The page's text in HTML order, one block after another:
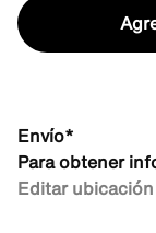
Envío*
Para obtener
Editar ubicación